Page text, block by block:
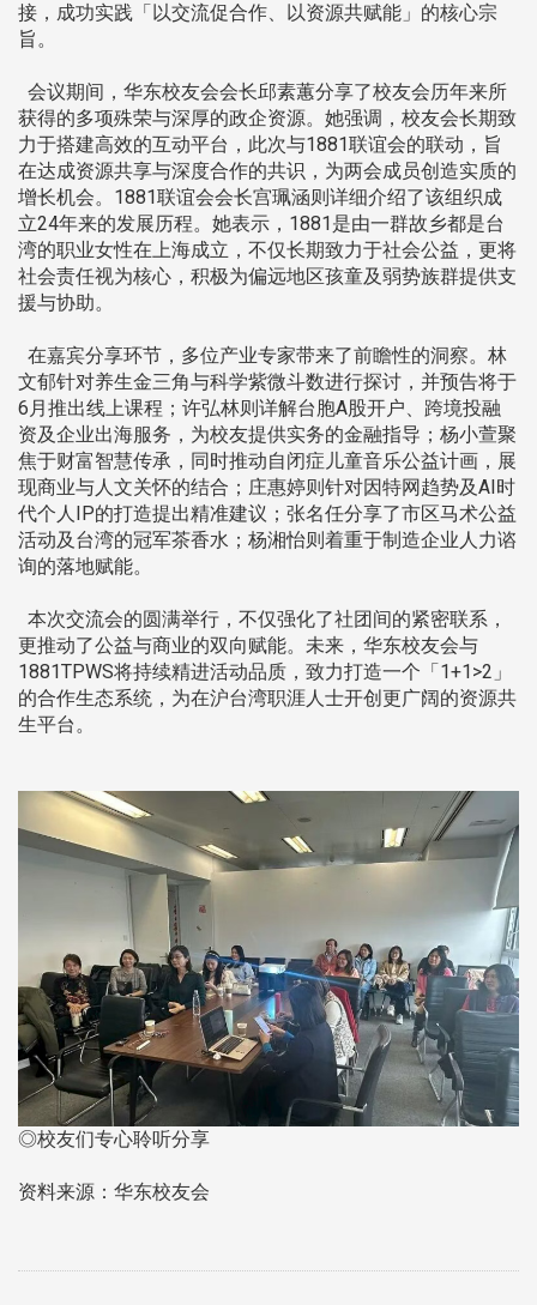
接，成功实践「以交流促合作、以资源共赋能」的核心宗
旨。
会议期间，华东校友会会长邱素蕙分享了校友会历年来所
获得的多项殊荣与深厚的政企资源。她强调，校友会长期致
力于搭建高效的互动平台，此次与1881联谊会的联动，旨
在达成资源共享与深度合作的共识，为两会成员创造实质的
增长机会。1881联谊会会长宫珮涵则详细介绍了该组织成
立24年来的发展历程。她表示，1881是由一群故乡都是台
湾的职业女性在上海成立，不仅长期致力于社会公益，更将
社会责任视为核心，积极为偏远地区孩童及弱势族群提供支
援与协助。
在嘉宾分享环节，多位产业专家带来了前瞻性的洞察。林
文郁针对养生金三角与科学紫微斗数进行探讨，并预告将于
6月推出线上课程；许弘林则详解台胞A股开户、跨境投融
资及企业出海服务，为校友提供实务的金融指导；杨小萱聚
焦于财富智慧传承，同时推动自闭症儿童音乐公益计画，展
现商业与人文关怀的结合；庄惠婷则针对因特网趋势及AI时
代个人IP的打造提出精准建议；张名任分享了市区马术公益
活动及台湾的冠军茶香水；杨湘怡则着重于制造企业人力谘
询的落地赋能。
本次交流会的圆满举行，不仅强化了社团间的紧密联系，
更推动了公益与商业的双向赋能。未来，华东校友会与
1881TPWS将持续精进活动品质，致力打造一个「1+1>2」
的合作生态系统，为在沪台湾职涯人士开创更广阔的资源共
生平台。
◎校友们专心聆听分享
资料来源：华东校友会